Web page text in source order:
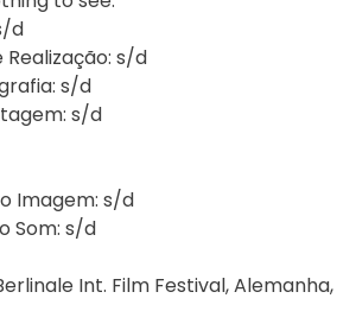
d
s/d
s/d
s/d
Imagem: s/d
Som: s/d
Int. Film Festival, Alemanha,